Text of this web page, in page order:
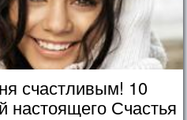
счастливым! 10
настоящего Счастья